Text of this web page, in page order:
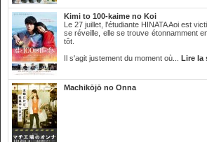
Kimi to 100-kaime no Koi
Le 27 juillet, l'étudiante HINATA Aoi est
se réveille, elle se trouve étonnamment
tôt.
Il s'agit justement du moment où... Lire la
Machikōjō no Onna